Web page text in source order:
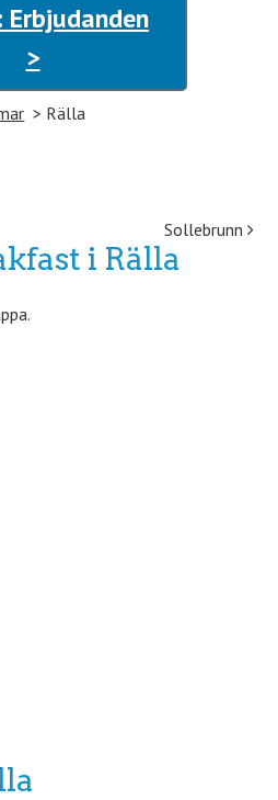
Erbjudanden
>
Rälla
Sollebrunn
i Rälla